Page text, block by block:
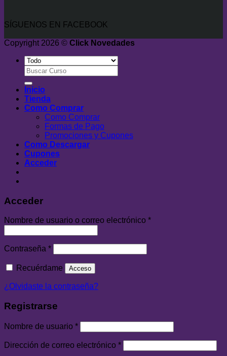
SÍGUENOS EN FACEBOOK
Copyright 2026 © Click Novedades
Buscar
por:
Inicio
Tienda
Como Comprar
Como Comprar
Formas de Pago
Promociones y Cupones
Como Descargar
Cupones
Acceder
Acceder
Nombre de usuario o correo electrónico *
Contraseña *
Recuérdame Acceso
¿Olvidaste la contraseña?
Registrarse
Nombre de usuario *
Dirección de correo electrónico *